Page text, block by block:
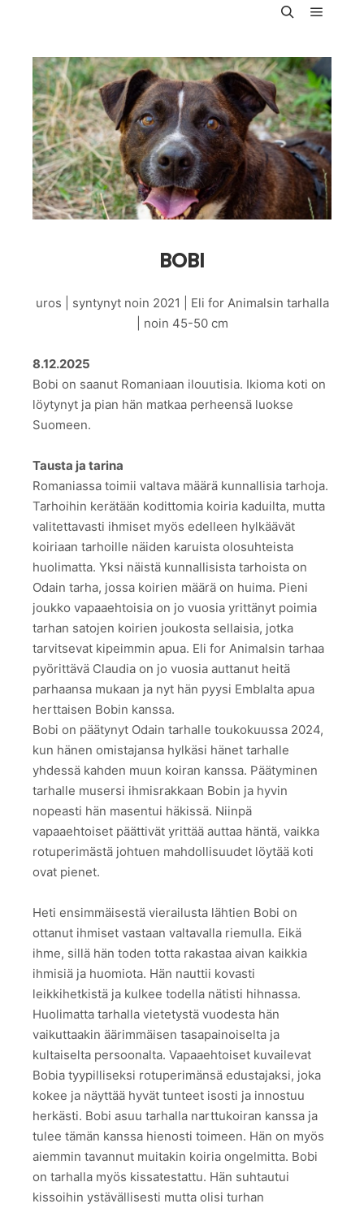
BOBI
uros | syntynyt noin 2021 | Eli for Animalsin tarhalla
| noin 45-50 cm
8.12.2025
Bobi on saanut Romaniaan ilouutisia. Ikioma koti on
löytynyt ja pian hän matkaa perheensä luokse
Suomeen.
Tausta ja tarina
Romaniassa toimii valtava määrä kunnallisia tarhoja.
Tarhoihin kerätään kodittomia koiria kaduilta, mutta
valitettavasti ihmiset myös edelleen hylkäävät
koiriaan tarhoille näiden karuista olosuhteista
huolimatta. Yksi näistä kunnallisista tarhoista on
Odain tarha, jossa koirien määrä on huima. Pieni
joukko vapaaehtoisia on jo vuosia yrittänyt poimia
tarhan satojen koirien joukosta sellaisia, jotka
tarvitsevat kipeimmin apua. Eli for Animalsin tarhaa
pyörittävä Claudia on jo vuosia auttanut heitä
parhaansa mukaan ja nyt hän pyysi Emblalta apua
herttaisen Bobin kanssa.
Bobi on päätynyt Odain tarhalle toukokuussa 2024,
kun hänen omistajansa hylkäsi hänet tarhalle
yhdessä kahden muun koiran kanssa. Päätyminen
tarhalle musersi ihmisrakkaan Bobin ja hyvin
nopeasti hän masentui häkissä. Niinpä
vapaaehtoiset päättivät yrittää auttaa häntä, vaikka
rotuperimästä johtuen mahdollisuudet löytää koti
ovat pienet.
Heti ensimmäisestä vierailusta lähtien Bobi on
ottanut ihmiset vastaan valtavalla riemulla. Eikä
ihme, sillä hän toden totta rakastaa aivan kaikkia
ihmisiä ja huomiota. Hän nauttii kovasti
leikkihetkistä ja kulkee todella nätisti hihnassa.
Huolimatta tarhalla vietetystä vuodesta hän
vaikuttaakin äärimmäisen tasapainoiselta ja
kultaiselta persoonalta. Vapaaehtoiset kuvailevat
Bobia tyypilliseksi rotuperimänsä edustajaksi, joka
kokee ja näyttää hyvät tunteet isosti ja innostuu
herkästi. Bobi asuu tarhalla narttukoiran kanssa ja
tulee tämän kanssa hienosti toimeen. Hän on myös
aiemmin tavannut muitakin koiria ongelmitta. Bobi
on tarhalla myös kissatestattu. Hän suhtautui
kissoihin ystävällisesti mutta olisi turhan